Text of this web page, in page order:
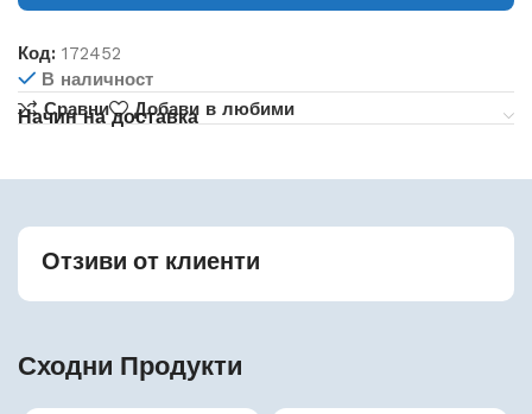
Код:172452
В наличност
Сравни
Добави в любими
Начин на доставка
Отзиви от клиенти
Сходни Продукти